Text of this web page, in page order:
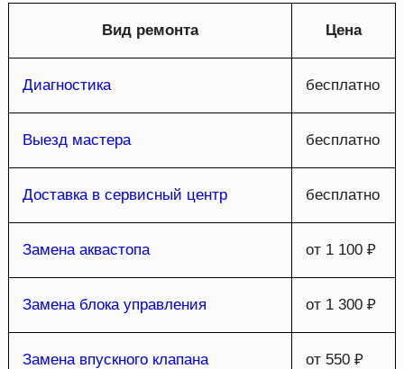
Вид ремонта Цена
Диагностика бесплатно
Выезд мастера бесплатно
Доставка в сервисный центр бесплатно
Замена аквастопа от 1 100 ₽
Замена блока управления от 1 300 ₽
Замена впускного клапана от 550 ₽